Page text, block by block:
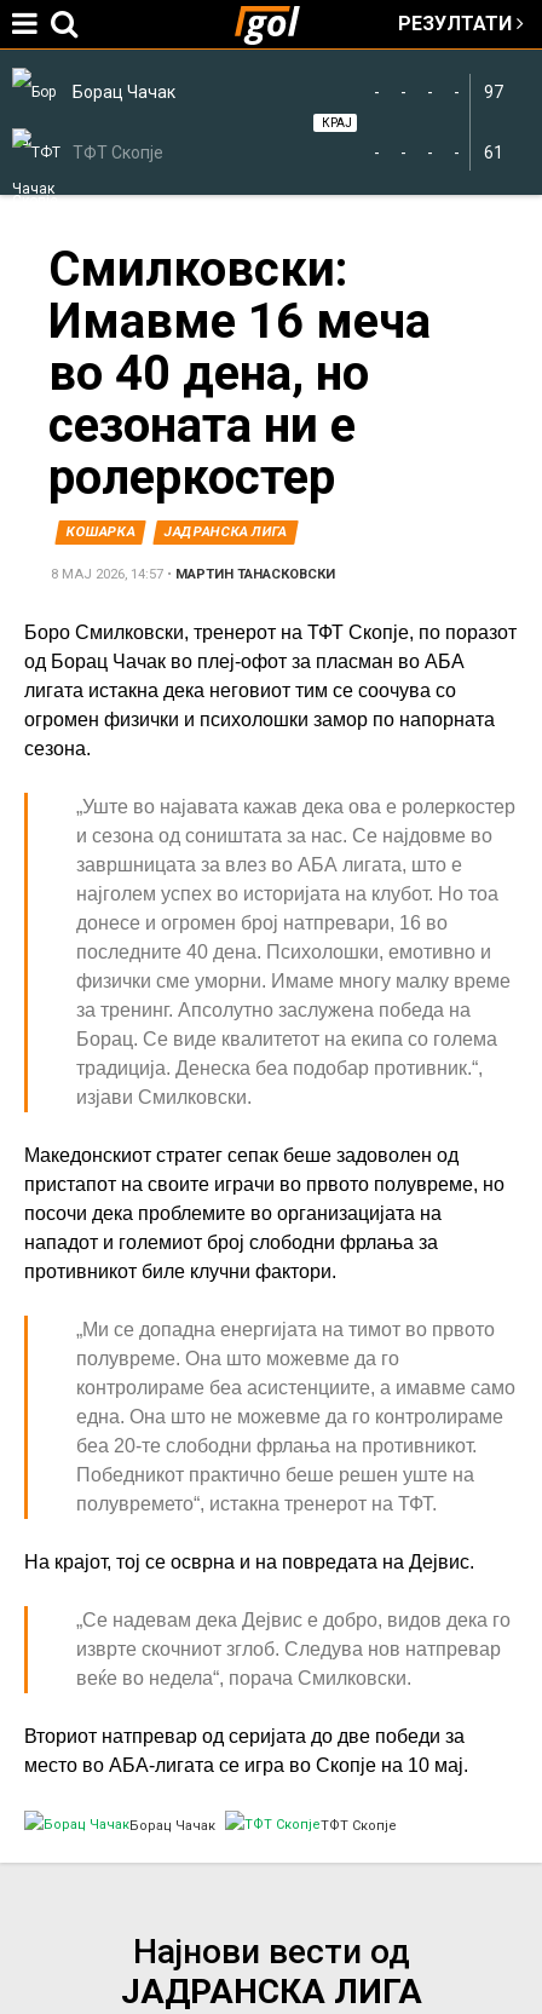
РЕЗУЛТАТИ
Борац Чачак
ТФТ Скопје
97
61
-
-
-
-
-
-
-
-
КРАЈ
here
Смилковски:
Имавме 16 меча
во 40 дена, но
сезоната ни е
ролеркостер
КОШАРКА ЈАДРАНСКА ЛИГА
8 МАЈ 2026, 14:57 • МАРТИН ТАНАСКОВСКИ
Боро Смилковски, тренерот на ТФТ Скопје, по поразот
од Борац Чачак во плеј-офот за пласман во АБА
лигата истакна дека неговиот тим се соочува со
огромен физички и психолошки замор по напорната
сезона.
„Уште во најавата кажав дека ова е ролеркостер
и сезона од соништата за нас. Се најдовме во
завршницата за влез во АБА лигата, што е
најголем успех во историјата на клубот. Но тоа
донесе и огромен број натпревари, 16 во
последните 40 дена. Психолошки, емотивно и
физички сме уморни. Имаме многу малку време
за тренинг. Апсолутно заслужена победа на
Борац. Се виде квалитетот на екипа со голема
традиција. Денеска беа подобар противник.“,
изјави Смилковски.
Македонскиот стратег сепак беше задоволен од
пристапот на своите играчи во првото полувреме, но
посочи дека проблемите во организацијата на
нападот и големиот број слободни фрлања за
противникот биле клучни фактори.
„Ми се допадна енергијата на тимот во првото
полувреме. Она што можевме да го
контролираме беа асистенциите, а имавме само
една. Она што не можевме да го контролираме
беа 20-те слободни фрлања на противникот.
Победникот практично беше решен уште на
полувремето“, истакна тренерот на ТФТ.
На крајот, тој се осврна и на повредата на Дејвис.
„Се надевам дека Дејвис е добро, видов дека го
изврте скочниот зглоб. Следува нов натпревар
веќе во недела“, порача Смилковски.
Вториот натпревар од серијата до две победи за
место во АБА-лигата се игра во Скопје на 10 мај.
Борац Чачак ТФТ Скопје
Најнови вести од
ЈАДРАНСКА ЛИГА